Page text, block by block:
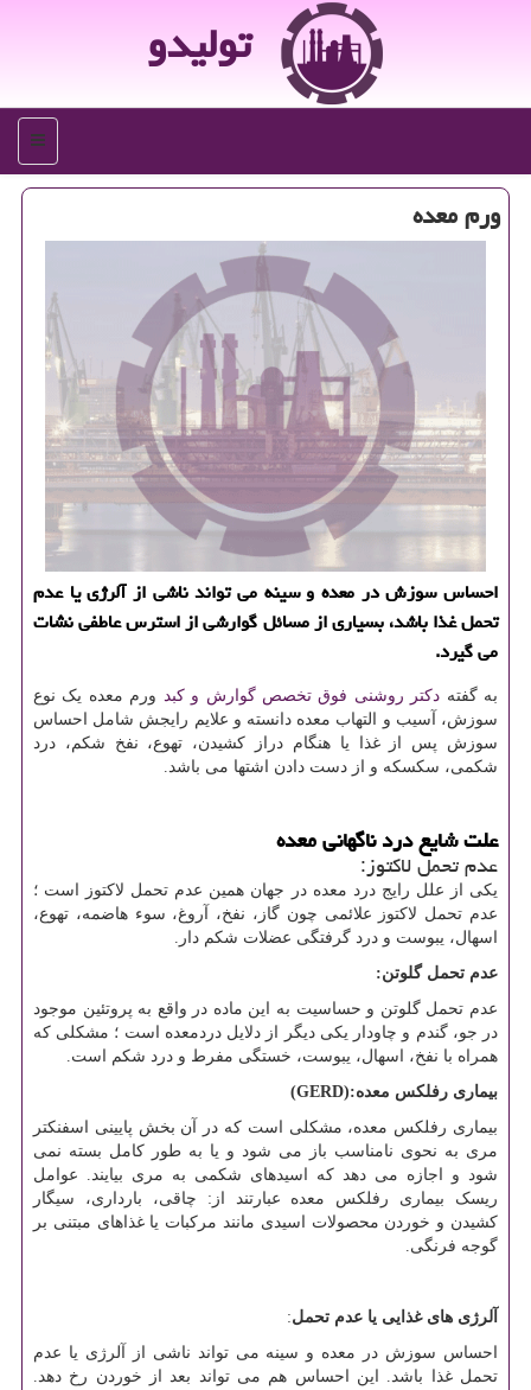
تولیدو
منو
ورم معده
احساس سوزش در معده و سینه می تواند ناشی از آلرژی یا عدم
تحمل غذا باشد، بسیاری از مسائل گوارشی از استرس عاطفی نشات
می گیرد.
به گفته دکتر روشنی فوق تخصص گوارش و کبد ورم معده یک نوع
سوزش، آسیب و التهاب معده دانسته و علایم رایجش شامل احساس
سوزش پس از غذا یا هنگام دراز کشیدن، تهوع، نفخ شکم، درد
شکمی، سکسکه و از دست دادن اشتها می باشد.
علت شایع درد ناگهانی معده
عدم تحمل لاکتوز:
یکی از علل رایج درد معده در جهان همین عدم تحمل لاکتوز است ؛
عدم تحمل لاکتوز علائمی چون گاز، نفخ، آروغ، سوء هاضمه، تهوع،
اسهال، یبوست و درد گرفتگی عضلات شکم دار.
عدم تحمل گلوتن:
عدم تحمل گلوتن و حساسیت به این ماده در واقع به پروتئین موجود
در جو، گندم و چاودار یکی دیگر از دلایل دردمعده است ؛ مشکلی که
همراه با نفخ، اسهال، یبوست، خستگی مفرط و درد شکم است.
بیماری رفلکس معده(GERD):
بیماری رفلکس معده، مشکلی است که در آن بخش پایینی اسفنکتر
مری به نحوی نامناسب باز می شود و یا به طور کامل بسته نمی
شود و اجازه می دهد که اسیدهای شکمی به مری بیایند. عوامل
ریسک بیماری رفلکس معده عبارتند از: چاقی، بارداری، سیگار
کشیدن و خوردن محصولات اسیدی مانند مرکبات یا غذاهای مبتنی بر
گوجه فرنگی.
آلرژی های غذایی یا عدم تحمل:
احساس سوزش در معده و سینه می تواند ناشی از آلرژی یا عدم
تحمل غذا باشد. این احساس هم می تواند بعد از خوردن رخ دهد.